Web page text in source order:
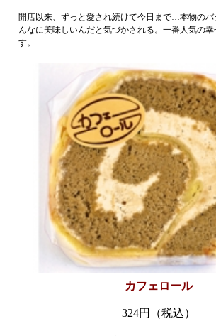
小田原観光
開店以来、ずっと愛され続けて今日まで…本物のバ
んなに美味しいんだと気づかされる。一番人気の
す。
カフェロール
324円（税込）